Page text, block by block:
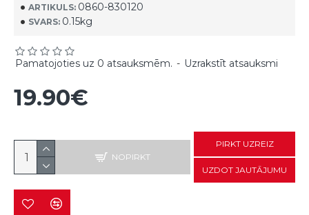
ARTIKULS: 0860-830120
SVARS: 0.15kg
Pamatojoties uz 0 atsauksmēm. - Uzrakstīt atsauksmi
19.90€
NOPIRKT
PIRKT UZREIZ
UZDOT JAUTĀJUMU